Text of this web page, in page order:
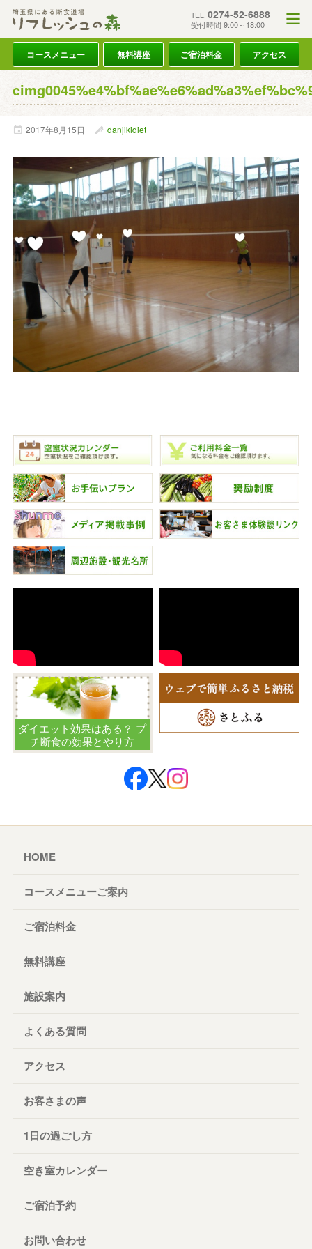
TEL. 0274-52-6888
受付時間 9:00～18:00
コースメニュー 無料講座 ご宿泊料金 アクセス
2017年8月15日 danjikidiet
ダイエット効果はある？ プ
チ断食の効果とやり方
HOME
コースメニューご案内
ご宿泊料金
無料講座
施設案内
よくある質問
アクセス
お客さまの声
1日の過ごし方
空き室カレンダー
ご宿泊予約
お問い合わせ